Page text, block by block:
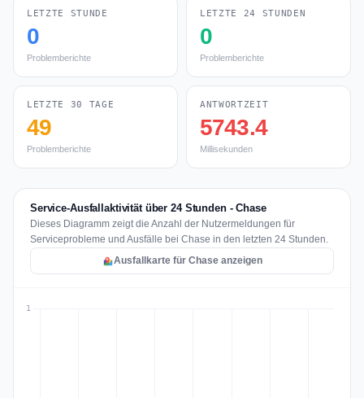
LETZTE STUNDE
0
Problemberichte
LETZTE 24 STUNDEN
0
Problemberichte
LETZTE 30 TAGE
49
Problemberichte
ANTWORTZEIT
5743.4
Millisekunden
Service-Ausfallaktivität über 24 Stunden - Chase
Dieses Diagramm zeigt die Anzahl der Nutzermeldungen für
Serviceprobleme und Ausfälle bei Chase in den letzten 24 Stunden.
Ausfallkarte für Chase anzeigen